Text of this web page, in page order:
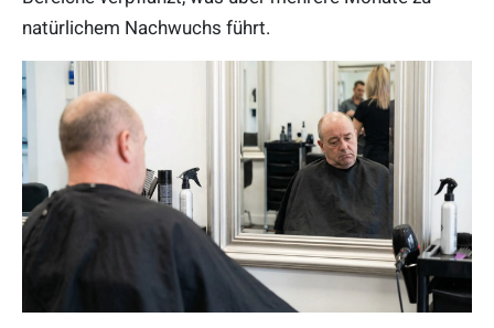
natürlichem Nachwuchs führt.